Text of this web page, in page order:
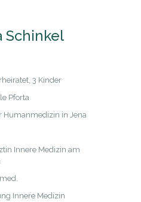
Schinkel
3 Kinder
Pforta
in Jena
Innere Medizin am
Innere Medizin